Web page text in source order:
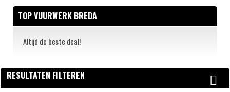
TOP VUURWERK BREDA
Altijd de beste deal!
RESULTATEN FILTEREN